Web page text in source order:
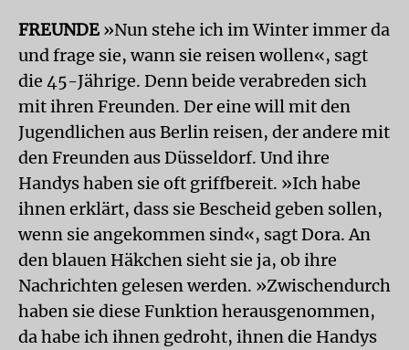
FREUNDE »Nun stehe ich im Winter immer da
und frage sie, wann sie reisen wollen«, sagt
die 45-Jährige. Denn beide verabreden sich
mit ihren Freunden. Der eine will mit den
Jugendlichen aus Berlin reisen, der andere mit
den Freunden aus Düsseldorf. Und ihre
Handys haben sie oft griffbereit. »Ich habe
ihnen erklärt, dass sie Bescheid geben sollen,
wenn sie angekommen sind«, sagt Dora. An
den blauen Häkchen sieht sie ja, ob ihre
Nachrichten gelesen werden. »Zwischendurch
haben sie diese Funktion herausgenommen,
da habe ich ihnen gedroht, ihnen die Handys